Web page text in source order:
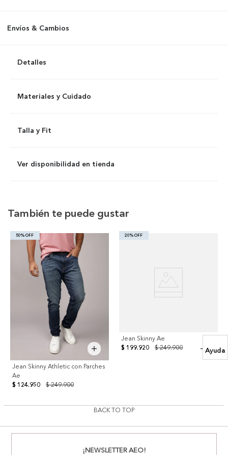
Ayuda
Envíos & Cambios
Detalles
Materiales y Cuidado
Talla y Fit
Ver disponibilidad en tienda
También te puede gustar
50% OFF
Jean Skinny Athletic con Parches
Ae
$ 249.900
$ 124.950
20% OFF
Jean Skinny Ae
$ 249.900
$ 199.920
BACK TO TOP
¡NEWSLETTER AEO!